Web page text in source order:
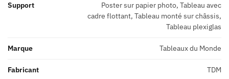
Support
Poster sur papier photo, Tableau avec
cadre flottant, Tableau monté sur châssis,
Tableau plexiglas
Marque Tableaux du Monde
Fabricant TDM